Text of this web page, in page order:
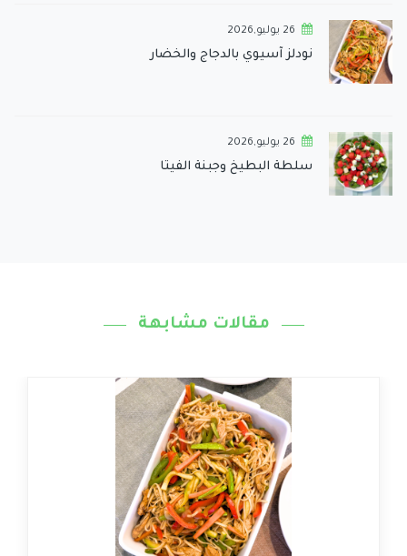
26 يوليو,2026
نودلز آسيوي بالدجاج والخضار
26 يوليو,2026
سلطة البطيخ وجبنة الفيتا
مقالات مشابهة